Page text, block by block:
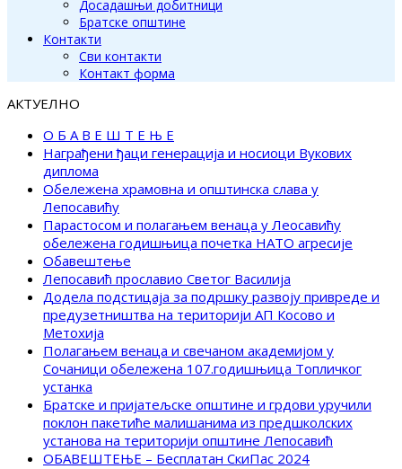
Досадашњи добитници
Братске општине
Контакти
Сви контакти
Контакт форма
АКТУЕЛНО
О Б А В Е Ш Т Е Њ Е
Награђени ђаци генерација и носиоци Вукових
диплома
Обележена храмовна и општинска слава у
Лепосавићу
Парастосом и полагањем венаца у Леосавићу
обележена годишњица почетка НАТО агресије
Обавештење
Лепосавић прославио Светог Василија
Додела подстицаја за подршку развоју привреде и
предузетништва на територији АП Косово и
Метохија
Полагањем венаца и свечаном академијом у
Сочаници обележена 107.годишњица Топличког
устанка
Братске и пријатељске општине и грдови уручили
поклон пакетиће малишанима из предшколских
установа на територији општине Лепосавић
ОБАВЕШТЕЊЕ – Бесплатан СкиПас 2024